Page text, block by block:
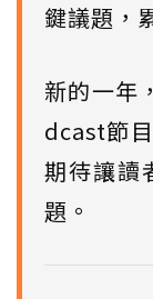
鍵議題，
新的一年
dcast節
期待讓讀
題。